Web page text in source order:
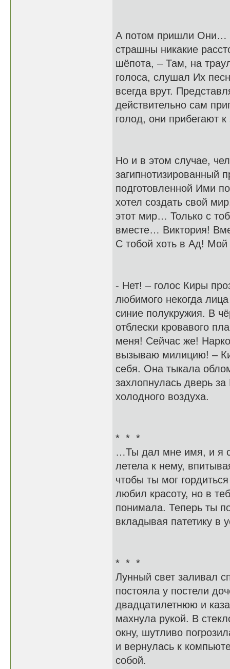
А потом пришли Они…
страшны никакие
шёпота, – Там, на
голоса, слушал Их
всегда врут.
действительно сам
голод, они прибегают
Но и в этом случае,
загипнотизированный
подготовленной Ими
хотел создать свой
этот мир… Только с
вместе… Виктория!
С тобой хоть в Ад!
- Нет! – голос Киры
любимого некогда
синие полукружия. В
отблески кровавого
меня! Сейчас же!
вызываю милицию! –
себя. Она тыкала
захлопнулась дверь
холодного воздуха.
* * *
…Ты дал мне имя, и я с
летела к нему,
чтобы ты мог
любил красоту, но в
понимала. Теперь ты
вкладывая патетику в
* * *
Лунный свет заливал
постояла у постели
двадцатилетнюю и
махнула рукой. В
окну, шутливо
и вернулась к
собой.